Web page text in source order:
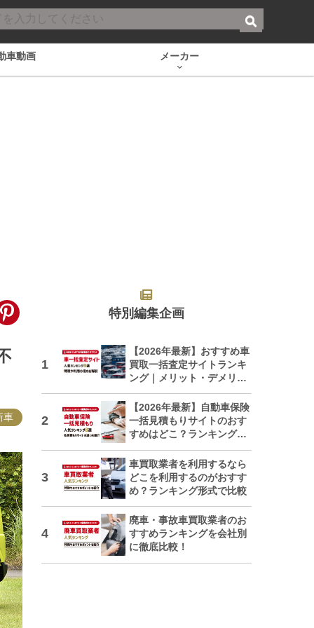
車動画 メーカー
車
特別編集企画
【2026年最新】おすすめ車
買取一括査定サイトランキ
ング｜メリット・デメリッ
トも解説
【2026年最新】自動車保険
一括見積もりサイトのおす
すめはどこ？ランキングで
車買取業者を利用するなら
どこを利用するのがおすす
め？ランキング形式で比較
廃車・事故車買取業者のお
すすめランキングを会社別
に徹底比較！